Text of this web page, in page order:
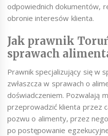
odpowiednich dokumentów,
obronie interesów klienta.
Jak prawnik
sprawach
Prawnik specjalizujący się w
zwłaszcza w sprawach o
doświadczeniem. Pozwalają
przeprowadzić klienta przez
pozwu o alimenty, przez
po postępowanie